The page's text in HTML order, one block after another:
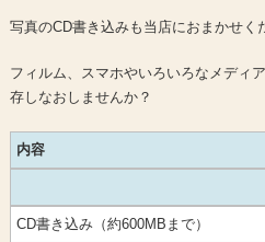
写真のCD書き込みも当店におまかせく
フィルム、スマホやいろいろなメディ
存しなおしませんか？
内容
CD書き込み（約600MBまで）